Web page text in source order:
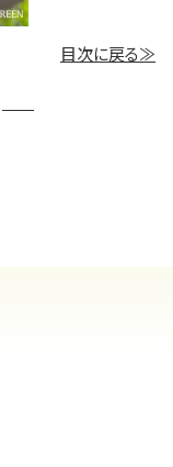
目次に戻る≫